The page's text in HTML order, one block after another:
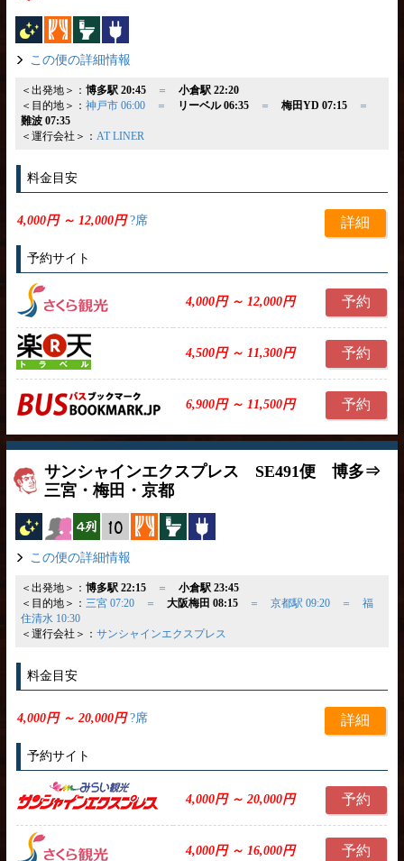
夜行バスカーテントイレ付
この便の詳細情報
＜出発地＞： 博多駅 20:45＝ 小倉駅 22:20
＜目的地＞： 神戸市 06:00＝ リーベル 06:35＝ 梅田YD 07:15＝
難波 07:35
＜運行会社＞： AT LINER
料金目安
4,000円 ～ 12,000円?席 詳細
予約サイト
4,000円 ～ 12,000円 予約
4,500円 ～ 11,300円 予約
6,900円 ～ 11,500円 予約
サンシャインエクスプレス SE491便 博多⇒
三宮・梅田・京都
夜行バス女性安心
横4列 縦10列カーテントイレ付
この便の詳細情報
＜出発地＞： 博多駅 22:15＝ 小倉駅 23:45
＜目的地＞： 三宮 07:20＝ 大阪梅田 08:15＝ 京都駅 09:20＝ 福
住清水 10:30
＜運行会社＞： サンシャインエクスプレス
料金目安
4,000円 ～ 20,000円?席 詳細
予約サイト
4,000円 ～ 20,000円 予約
4,000円 ～ 16,000円 予約